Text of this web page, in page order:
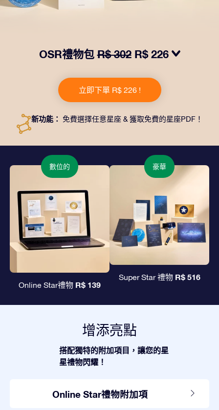
OSR禮物包R$ 302 R$ 226
一個精美的信封、寄往您的收貨地址的個性化文檔、電子
文件以及免費應用程序。這是一種向親友贈送永恒禮物的
神奇方式。
立即下單 R$ 226 !
新功能： 免費選擇任意星座 & 獲取免費的星座PDF！
數位的
Online Star禮物 R$ 139
豪華
Super Star 禮物 R$ 516
增添亮點
搭配獨特的附加項目，讓您的星
星禮物閃耀！
Online Star禮物附加項